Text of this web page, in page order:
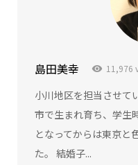
島田美幸 11,976
小川地区を担当させて
市で生まれ育ち、学生
となってからは東京と
た。 結婚子...